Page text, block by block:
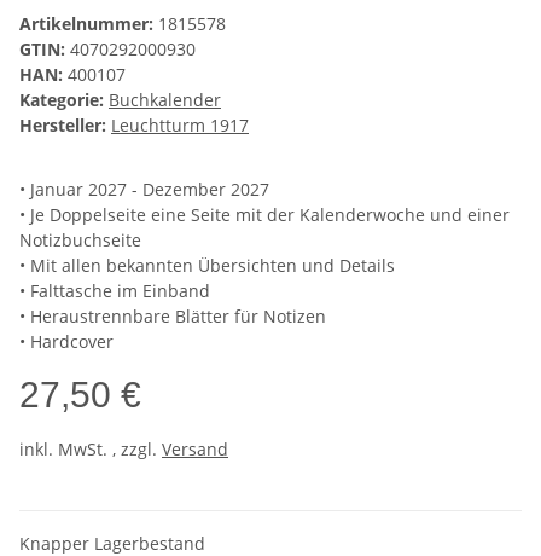
Artikelnummer: 1815578
GTIN: 4070292000930
HAN: 400107
Kategorie: Buchkalender
Hersteller: Leuchtturm 1917
• Januar 2027 - Dezember 2027
• Je Doppelseite eine Seite mit der Kalenderwoche und einer
Notizbuchseite
• Mit allen bekannten Übersichten und Details
• Falttasche im Einband
• Heraustrennbare Blätter für Notizen
• Hardcover
27,50 €
inkl. MwSt. , zzgl. Versand
Knapper Lagerbestand